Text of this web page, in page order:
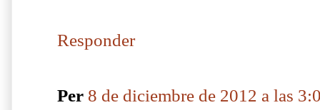
Responder
Per 8 de diciembre de 2012 a las